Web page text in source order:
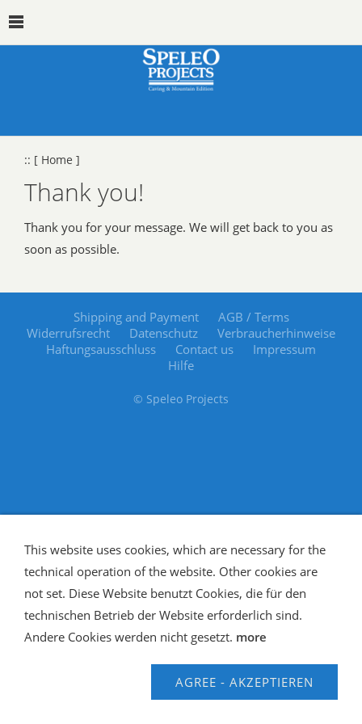
:: [ Home ]
Thank you!
Thank you for your message. We will get back to you as
soon as possible.
Shipping and Payment
AGB / Terms
Widerrufsrecht
Datenschutz
Verbraucherhinweise
Haftungsausschluss
Contact us
Impressum
Hilfe
© Speleo Projects
This website uses cookies, which are necessary for the
technical operation of the website. Other cookies are
not set. Diese Website benutzt Cookies, die für den
technischen Betrieb der Website erforderlich sind.
Andere Cookies werden nicht gesetzt. more
AGREE - AKZEPTIEREN